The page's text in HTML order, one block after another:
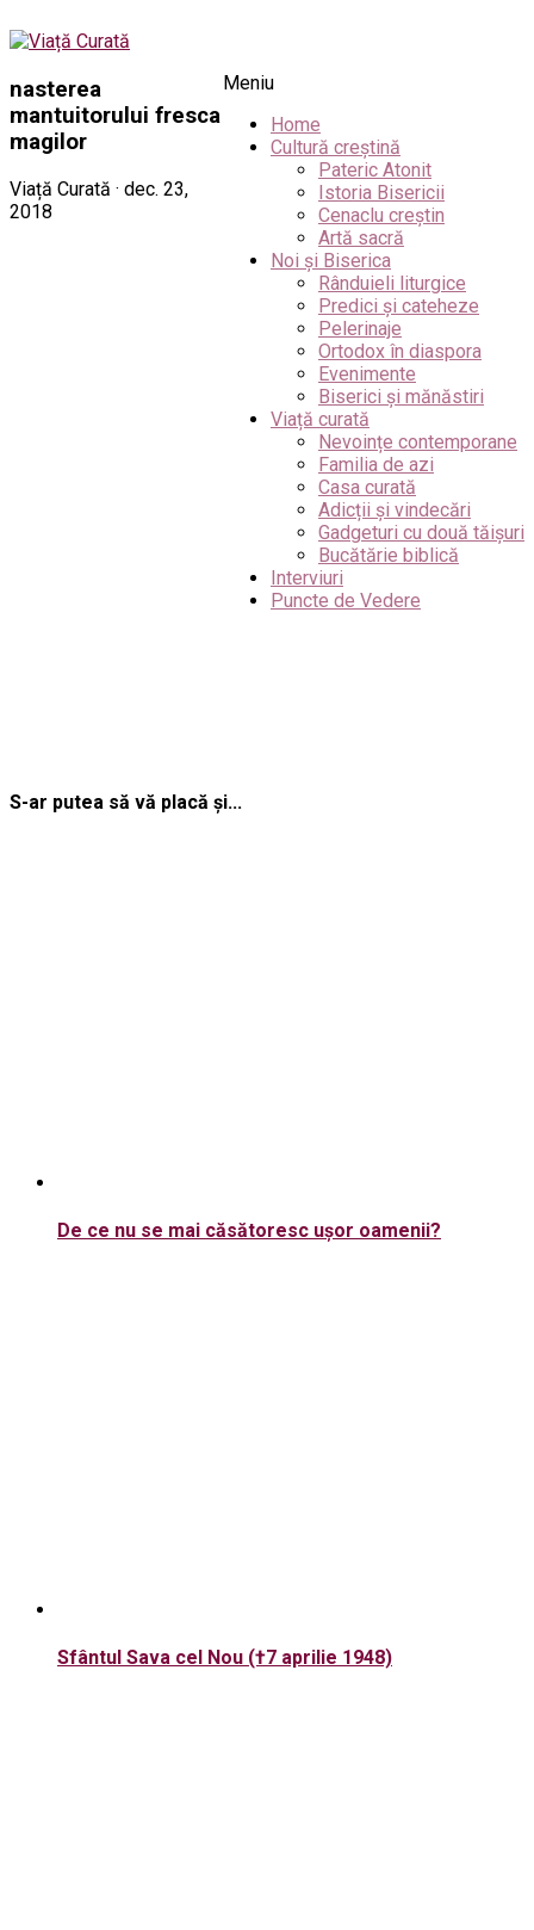
Meniu
Home
Cultură creștină
Pateric Atonit
Istoria Bisericii
Cenaclu creștin
Artă sacră
Noi și Biserica
Rânduieli liturgice
Predici și cateheze
Pelerinaje
Ortodox în diaspora
Evenimente
Biserici și mănăstiri
Viață curată
Nevoințe contemporane
Familia de azi
Casa curată
Adicții și vindecări
Gadgeturi cu două tăișuri
Bucătărie biblică
Interviuri
Puncte de Vedere
nasterea
mantuitorului fresca
magilor
Viață Curată · dec. 23,
2018
S-ar putea să vă placă și...
De ce nu se mai căsătoresc ușor oamenii?
Sfântul Sava cel Nou (†7 aprilie 1948)